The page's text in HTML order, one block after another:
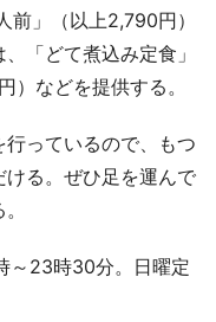
」（以上2,790円）
「どて煮込み定食」
）などを提供する。
っているので、もつ
る。ぜひ足を運んで
～23時30分。日曜定